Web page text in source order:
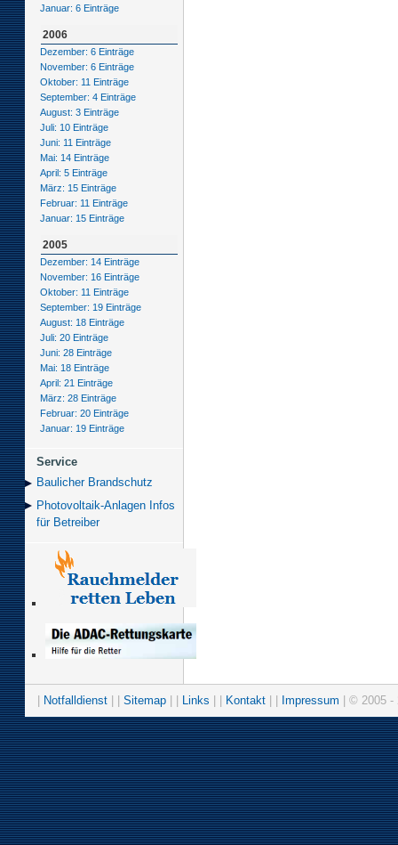
Januar: 6 Einträge
2006
Dezember: 6 Einträge
November: 6 Einträge
Oktober: 11 Einträge
September: 4 Einträge
August: 3 Einträge
Juli: 10 Einträge
Juni: 11 Einträge
Mai: 14 Einträge
April: 5 Einträge
März: 15 Einträge
Februar: 11 Einträge
Januar: 15 Einträge
2005
Dezember: 14 Einträge
November: 16 Einträge
Oktober: 11 Einträge
September: 19 Einträge
August: 18 Einträge
Juli: 20 Einträge
Juni: 28 Einträge
Mai: 18 Einträge
April: 21 Einträge
März: 28 Einträge
Februar: 20 Einträge
Januar: 19 Einträge
Service
Baulicher Brand­schutz
Photovoltaik-Anlagen Infos
für Betreiber
Notfalldienst Sitemap Links Kontakt Impressum | © 2005 -